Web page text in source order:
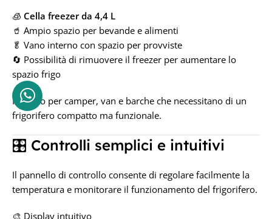
🧊 Cella freezer da 4,4 L
🥤 Ampio spazio per bevande e alimenti
🥬 Vano interno con spazio per provviste
🔄 Possibilità di rimuovere il freezer per aumentare lo
spazio frigo
Perfetto per camper, van e barche che necessitano di un
frigorifero compatto ma funzionale.
🎛️ Controlli semplici e intuitivi
Il pannello di controllo consente di regolare facilmente la
temperatura e monitorare il funzionamento del frigorifero.
🎨 Display intuitivo